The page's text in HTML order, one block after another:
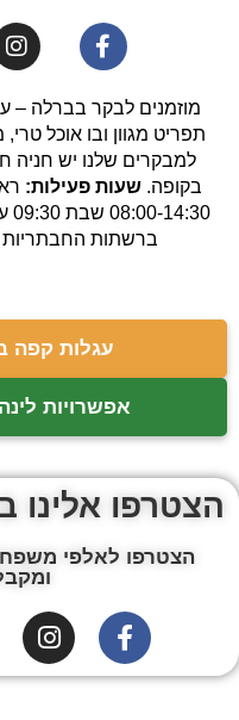
מוזמנים לבקר בברלה –
תפריט מגוון ובו אוכל
למבקרים שלנו יש חניה
בקופה.שעות פעילות:
ברשתות החבתריות
עגלות קפה
אפשרויות
הצטרפו
הצטרפו לאלפי